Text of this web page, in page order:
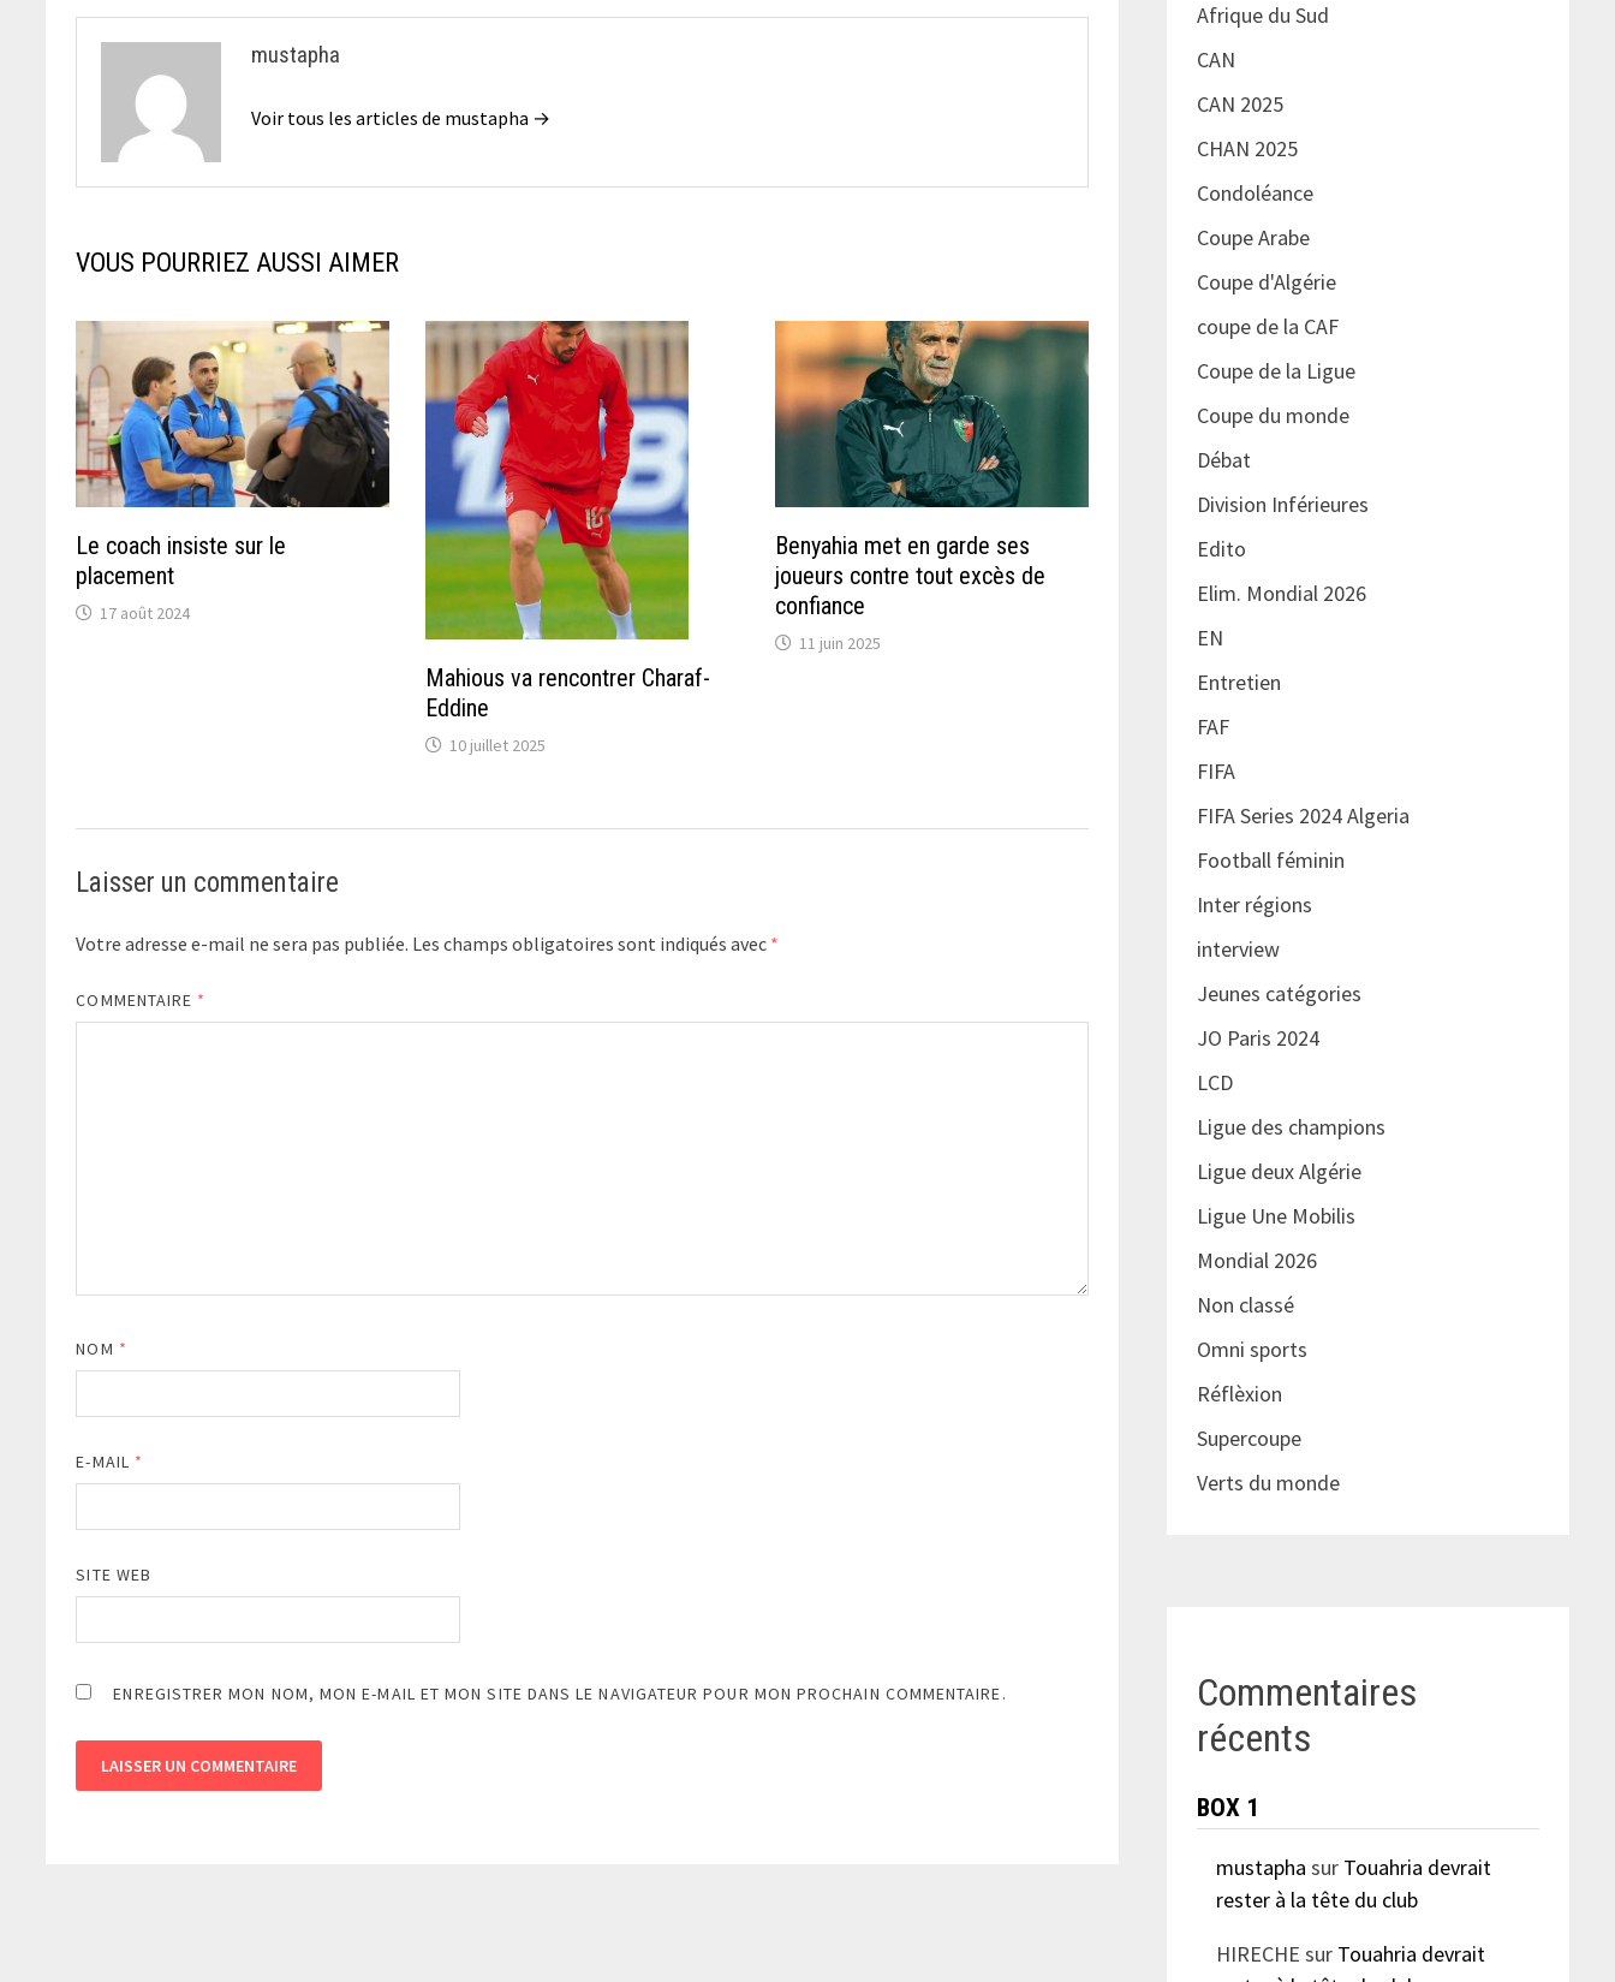
mustapha
Voir tous les articles de mustapha →
VOUS POURRIEZ AUSSI AIMER
Le coach insiste sur le
placement
17 août 2024
Mahious va rencontrer Charaf-
Eddine
10 juillet 2025
Benyahia met en garde ses
joueurs contre tout excès de
confiance
11 juin 2025
Laisser un commentaire
Votre adresse e-mail ne sera pas publiée. Les champs obligatoires sont indiqués avec *
COMMENTAIRE *
NOM *
E-MAIL *
SITE WEB
ENREGISTRER MON NOM, MON E-MAIL ET MON SITE DANS LE NAVIGATEUR POUR MON PROCHAIN COMMENTAIRE.
Afrique du Sud
CAN
CAN 2025
CHAN 2025
Condoléance
Coupe Arabe
Coupe d'Algérie
coupe de la CAF
Coupe de la Ligue
Coupe du monde
Débat
Division Inférieures
Edito
Elim. Mondial 2026
EN
Entretien
FAF
FIFA
FIFA Series 2024 Algeria
Football féminin
Inter régions
interview
Jeunes catégories
JO Paris 2024
LCD
Ligue des champions
Ligue deux Algérie
Ligue Une Mobilis
Mondial 2026
Non classé
Omni sports
Réflèxion
Supercoupe
Verts du monde
Commentaires
récents
BOX 1
mustapha sur Touahria devrait
rester à la tête du club
HIRECHE sur Touahria devrait